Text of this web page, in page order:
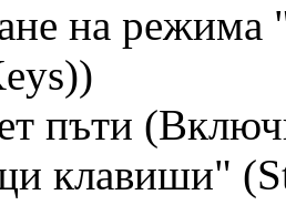
на
пъти
клавиши"